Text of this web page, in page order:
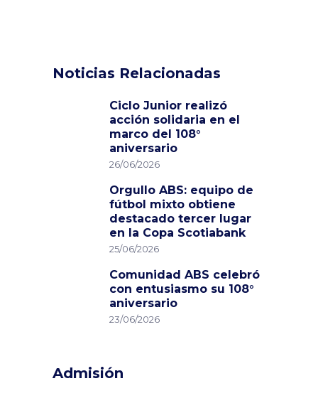
Noticias Relacionadas
Ciclo Junior realizó
acción solidaria en el
marco del 108°
aniversario
26/06/2026
Orgullo ABS: equipo de
fútbol mixto obtiene
destacado tercer lugar
en la Copa Scotiabank
25/06/2026
Comunidad ABS celebró
con entusiasmo su 108°
aniversario
23/06/2026
Admisión